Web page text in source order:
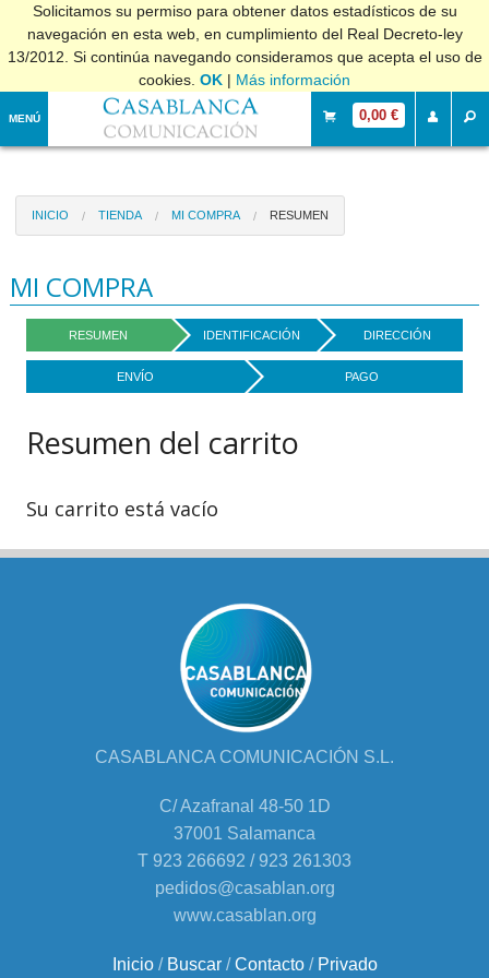
Solicitamos su permiso para obtener datos estadísticos de su
navegación en esta web, en cumplimiento del Real Decreto-ley
13/2012. Si continúa navegando consideramos que acepta el uso de
cookies. OK | Más información
MENÚ 0,00 €
INICIO TIENDA MI COMPRA RESUMEN
MI COMPRA
RESUMEN IDENTIFICACIÓN DIRECCIÓN
ENVÍO PAGO
Resumen del carrito
Su carrito está vacío
CASABLANCA COMUNICACIÓN S.L.
C/ Azafranal 48-50 1D
37001 Salamanca
T 923 266692 / 923 261303
pedidos@casablan.org
www.casablan.org
Inicio/ Buscar/Contacto/ Privado